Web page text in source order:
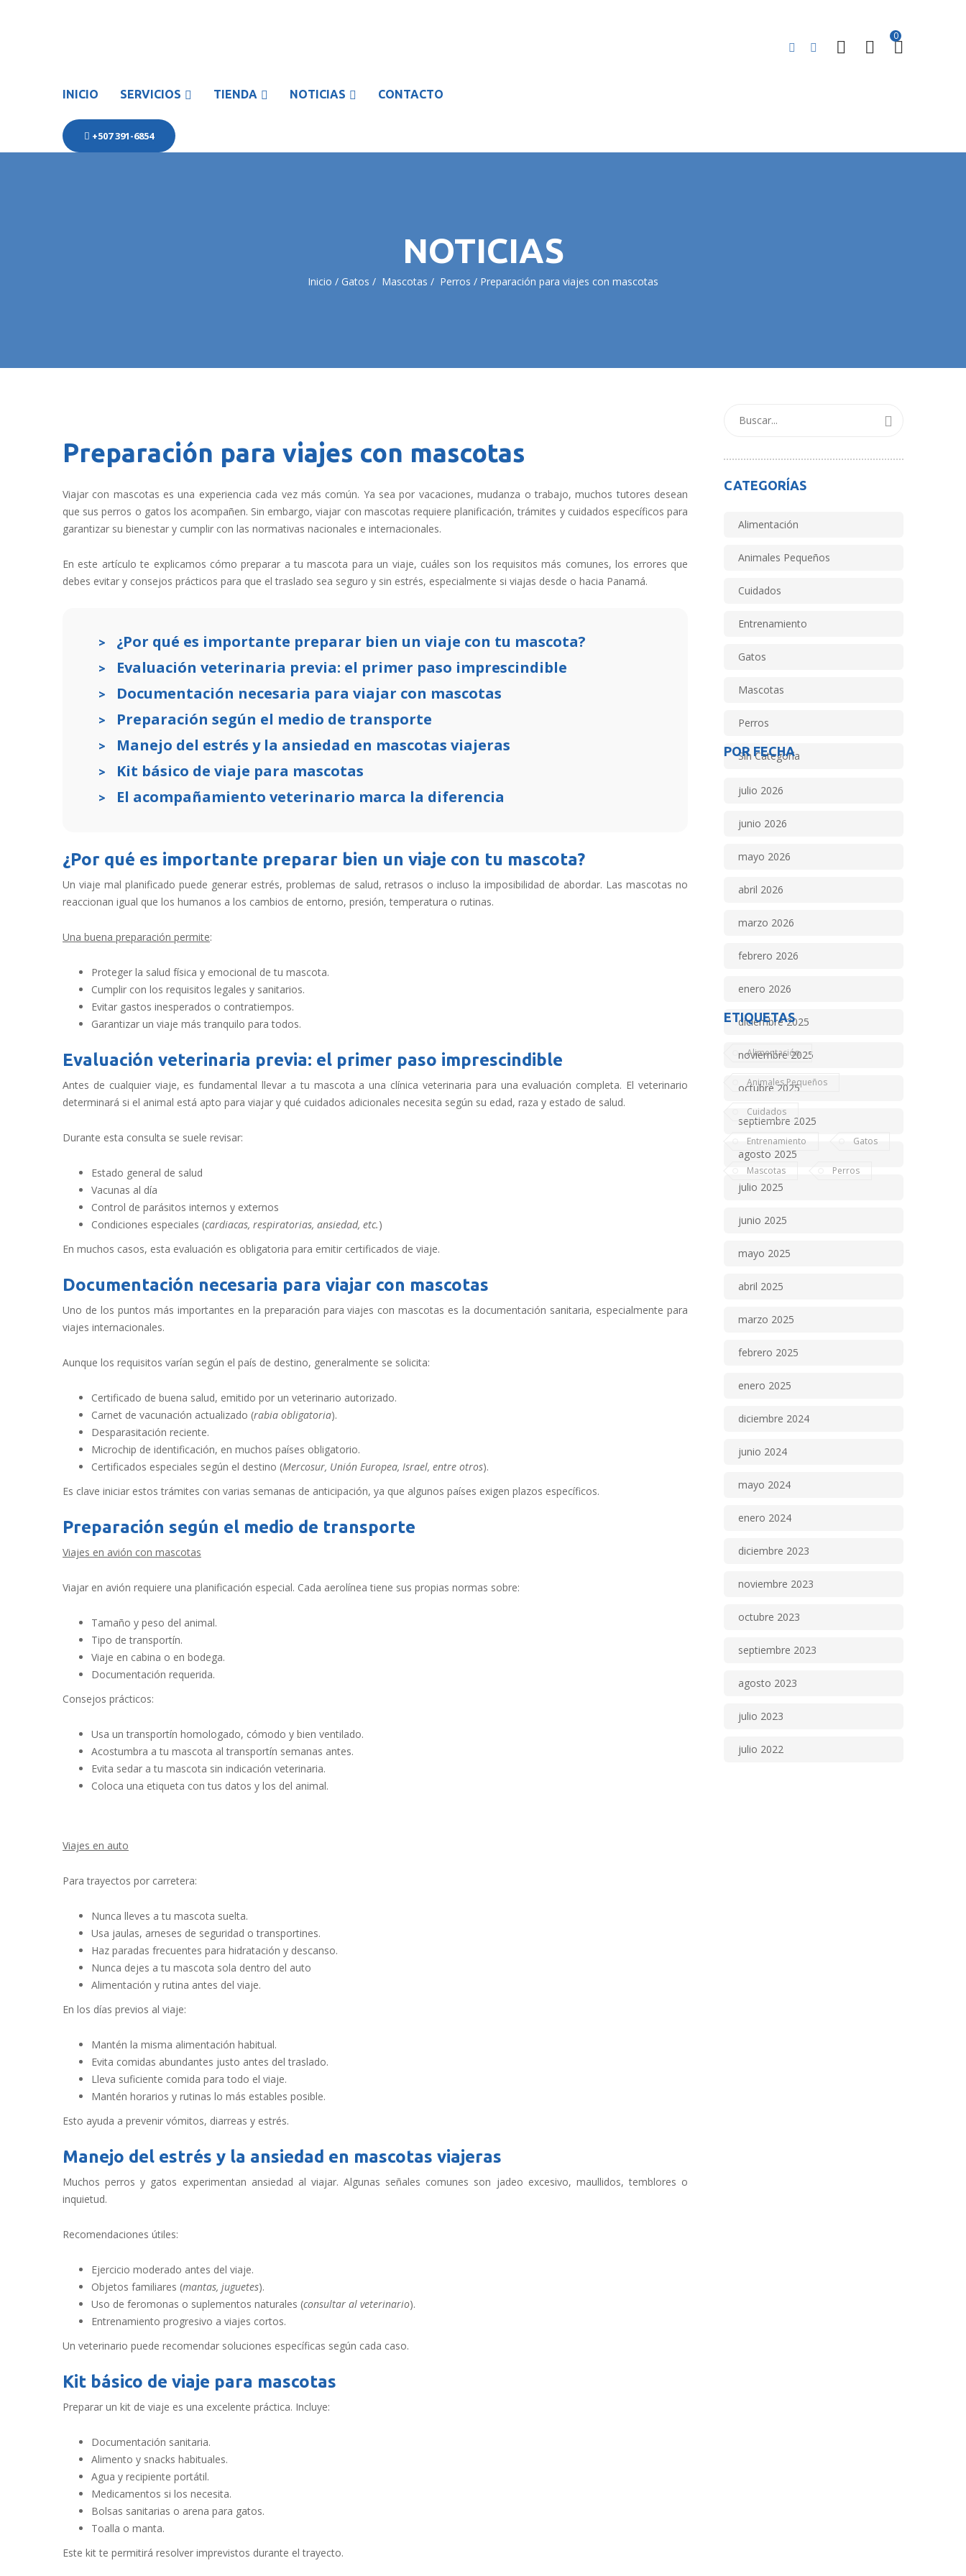
0
INICIO SERVICIOS TIENDA NOTICIAS CONTACTO
+507 391-6854
NOTICIAS
Inicio Gatos Mascotas Perros Preparación para viajes con mascotas
Preparación para viajes con mascotas
Viajar con mascotas es una experiencia cada vez más común. Ya sea por vacaciones, mudanza o trabajo, muchos tutores desean
que sus perros o gatos los acompañen. Sin embargo, viajar con mascotas requiere planificación, trámites y cuidados específicos para
garantizar su bienestar y cumplir con las normativas nacionales e internacionales.
En este artículo te explicamos cómo preparar a tu mascota para un viaje, cuáles son los requisitos más comunes, los errores que
debes evitar y consejos prácticos para que el traslado sea seguro y sin estrés, especialmente si viajas desde o hacia Panamá.
¿Por qué es importante preparar bien un viaje con tu mascota?
Evaluación veterinaria previa: el primer paso imprescindible
Documentación necesaria para viajar con mascotas
Preparación según el medio de transporte
Manejo del estrés y la ansiedad en mascotas viajeras
Kit básico de viaje para mascotas
El acompañamiento veterinario marca la diferencia
¿Por qué es importante preparar bien un viaje con tu mascota?
Un viaje mal planificado puede generar estrés, problemas de salud, retrasos o incluso la imposibilidad de abordar. Las mascotas no
reaccionan igual que los humanos a los cambios de entorno, presión, temperatura o rutinas.
Una buena preparación permite:
Proteger la salud física y emocional de tu mascota.
Cumplir con los requisitos legales y sanitarios.
Evitar gastos inesperados o contratiempos.
Garantizar un viaje más tranquilo para todos.
Evaluación veterinaria previa: el primer paso imprescindible
Antes de cualquier viaje, es fundamental llevar a tu mascota a una clínica veterinaria para una evaluación completa. El veterinario
determinará si el animal está apto para viajar y qué cuidados adicionales necesita según su edad, raza y estado de salud.
Durante esta consulta se suele revisar:
Estado general de salud
Vacunas al día
Control de parásitos internos y externos
Condiciones especiales (cardiacas, respiratorias, ansiedad, etc.)
En muchos casos, esta evaluación es obligatoria para emitir certificados de viaje.
Documentación necesaria para viajar con mascotas
Uno de los puntos más importantes en la preparación para viajes con mascotas es la documentación sanitaria, especialmente para
viajes internacionales.
Aunque los requisitos varían según el país de destino, generalmente se solicita:
Certificado de buena salud, emitido por un veterinario autorizado.
Carnet de vacunación actualizado (rabia obligatoria).
Desparasitación reciente.
Microchip de identificación, en muchos países obligatorio.
Certificados especiales según el destino (Mercosur, Unión Europea, Israel, entre otros).
Es clave iniciar estos trámites con varias semanas de anticipación, ya que algunos países exigen plazos específicos.
Preparación según el medio de transporte
Viajes en avión con mascotas
Viajar en avión requiere una planificación especial. Cada aerolínea tiene sus propias normas sobre:
Tamaño y peso del animal.
Tipo de transportín.
Viaje en cabina o en bodega.
Documentación requerida.
Consejos prácticos:
Usa un transportín homologado, cómodo y bien ventilado.
Acostumbra a tu mascota al transportín semanas antes.
Evita sedar a tu mascota sin indicación veterinaria.
Coloca una etiqueta con tus datos y los del animal.
Viajes en auto
Para trayectos por carretera:
Nunca lleves a tu mascota suelta.
Usa jaulas, arneses de seguridad o transportines.
Haz paradas frecuentes para hidratación y descanso.
Nunca dejes a tu mascota sola dentro del auto
Alimentación y rutina antes del viaje.
En los días previos al viaje:
Mantén la misma alimentación habitual.
Evita comidas abundantes justo antes del traslado.
Lleva suficiente comida para todo el viaje.
Mantén horarios y rutinas lo más estables posible.
Esto ayuda a prevenir vómitos, diarreas y estrés.
Manejo del estrés y la ansiedad en mascotas viajeras
Muchos perros y gatos experimentan ansiedad al viajar. Algunas señales comunes son jadeo excesivo, maullidos, temblores o
inquietud.
Recomendaciones útiles:
Ejercicio moderado antes del viaje.
Objetos familiares (mantas, juguetes).
Uso de feromonas o suplementos naturales (consultar al veterinario).
Entrenamiento progresivo a viajes cortos.
Un veterinario puede recomendar soluciones específicas según cada caso.
Kit básico de viaje para mascotas
Preparar un kit de viaje es una excelente práctica. Incluye:
Documentación sanitaria.
Alimento y snacks habituales.
Agua y recipiente portátil.
Medicamentos si los necesita.
Bolsas sanitarias o arena para gatos.
Toalla o manta.
Este kit te permitirá resolver imprevistos durante el trayecto.
CATEGORÍAS
Alimentación
Animales Pequeños
Cuidados
Entrenamiento
Gatos
Mascotas
Perros
Sin Categoría
POR FECHA
julio 2026
junio 2026
mayo 2026
abril 2026
marzo 2026
febrero 2026
enero 2026
diciembre 2025
noviembre 2025
octubre 2025
septiembre 2025
agosto 2025
julio 2025
junio 2025
mayo 2025
abril 2025
marzo 2025
febrero 2025
enero 2025
diciembre 2024
junio 2024
mayo 2024
enero 2024
diciembre 2023
noviembre 2023
octubre 2023
septiembre 2023
agosto 2023
julio 2023
julio 2022
ETIQUETAS
Alimentación
Animales Pequeños
Cuidados
Entrenamiento Gatos
Mascotas Perros